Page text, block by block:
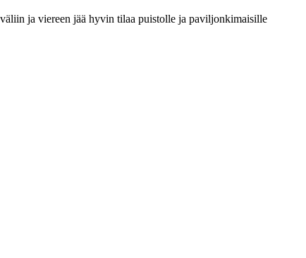
ja viereen jää hyvin tilaa puistolle ja paviljonkimaisille